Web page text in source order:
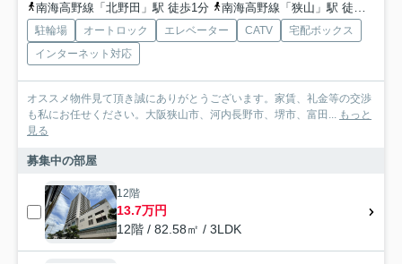
南海高野線「北野田」駅 徒歩1分
南海高野線「狭山」駅 徒歩17分
駐輪場 オートロック エレベーター CATV
宅配ボックス
インターネット対応
オススメ物件見て頂き誠にありがとうございます。家賃、礼金等の交渉
も私にお任せください。大阪狭山市、河内長野市、堺市、富田... もっと
見る
募集中の部屋
12階
13.7万円
12階 / 82.58㎡ / 3LDK